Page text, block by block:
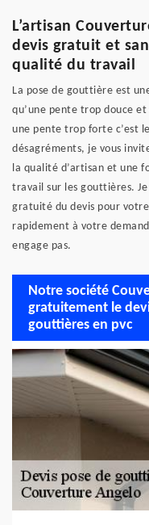
L’artisan
devis gratuit et
qualité du travail
La pose de gouttière est
qu’une pente trop douce
une pente trop forte c’est
désagréments, je vous
la qualité d’artisan et une
travail sur les gouttières.
gratuité du devis pour
rapidement à votre
engage pas.
Notre société
gratuitement le
gouttières en pvc